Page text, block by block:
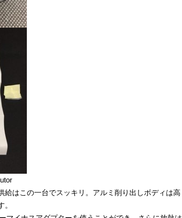
給はこの一台でスッキリ。アルミ削り出しボディは高